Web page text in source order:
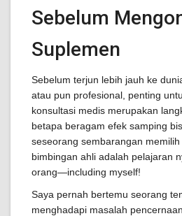
Sebelum
Suplemen
Sebelum terjun lebih jauh ke
atau pun profesional, penting
konsultasi medis merupakan
betapa beragam efek samping
seseorang sembarangan
bimbingan ahli adalah pelajaran
orang—including myself!
Saya pernah bertemu seorang
menghadapi masalah